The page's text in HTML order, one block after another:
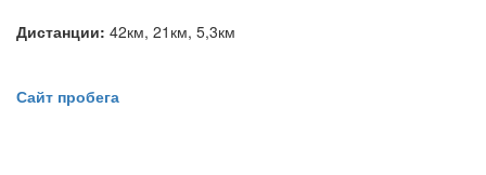
Дистанции: 42км, 21км, 5,3км
Сайт пробега